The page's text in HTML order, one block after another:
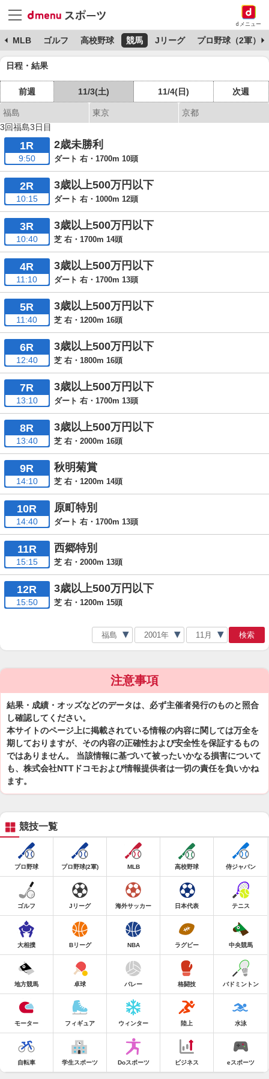
dメニュー
MLB ゴルフ 高校野球 競馬 Jリーグ プロ野球（2軍）
日程・結果
前週 11/3(土) 11/4(日) 次週
福島 東京
京都
3回福島3日目
1R
9:50
2歳未勝利
ダート 右・1700m 10頭
2R
10:15
3歳以上500万円以下
ダート 右・1000m 12頭
3R
10:40
3歳以上500万円以下
芝 右・1700m 14頭
4R
11:10
3歳以上500万円以下
ダート 右・1700m 13頭
5R
11:40
3歳以上500万円以下
芝 右・1200m 16頭
6R
12:40
3歳以上500万円以下
芝 右・1800m 16頭
7R
13:10
3歳以上500万円以下
ダート 右・1700m 13頭
8R
13:40
3歳以上500万円以下
芝 右・2000m 16頭
9R
14:10
秋明菊賞
芝 右・1200m 14頭
10R
14:40
原町特別
ダート 右・1700m 13頭
11R
15:15
西郷特別
芝 右・2000m 13頭
12R
15:50
3歳以上500万円以下
芝 右・1200m 15頭
検索
注意事項
結果・成績・オッズなどのデータは、必ず主催者発行のものと照合
し確認してください。
本サイトのページ上に掲載されている情報の内容に関しては万全を
期しておりますが、その内容の正確性および安全性を保証するもの
ではありません。 当該情報に基づいて被ったいかなる損害について
も、株式会社NTTドコモおよび情報提供者は一切の責任を負いかね
ます。
競技一覧
プロ野球 プロ野球(2軍) MLB 高校野球 侍ジャパン
ゴルフ Jリーグ 海外サッカー 日本代表 テニス
大相撲 Bリーグ NBA ラグビー 中央競馬
地方競馬 卓球 バレー 格闘技 バドミントン
モーター フィギュア ウィンター 陸上 水泳
自転車 学生スポーツ Doスポーツ ビジネス eスポーツ